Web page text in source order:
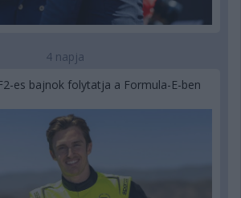
4 napja
es bajnok folytatja a Formula-E-ben